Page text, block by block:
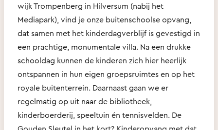
wijk Trompenberg in Hilversum (nabij het
Mediapark), vind je onze buitenschoolse opvang,
dat samen met het kinderdagverblijf is gevestigd in
een prachtige, monumentale villa. Na een drukke
schooldag kunnen de kinderen zich hier heerlijk
ontspannen in hun eigen groepsruimtes en op het
royale buitenterrein. Daarnaast gaan we er
regelmatig op uit naar de bibliotheek,
kinderboerderij, speeltuin én tennisvelden. De